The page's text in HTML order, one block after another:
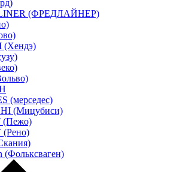
(ФРЕДЛАЙНЕР)
(Хендэ)
(мерседес)
(Мицубиси)
(Пежо)
(Рено)
(Фольксваген)